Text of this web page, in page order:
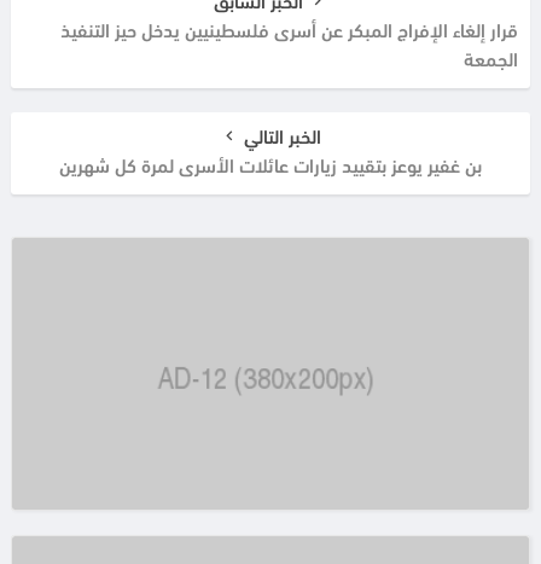
قرار إلغاء الإفراج المبكر عن أسرى فلسطينيين يدخل حيز التنفيذ
الجمعة
الخبر التالي
بن غفير يوعز بتقييد زيارات عائلات الأسرى لمرة كل شهرين